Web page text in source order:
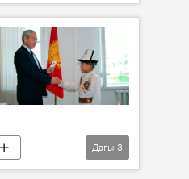
Дагы 3